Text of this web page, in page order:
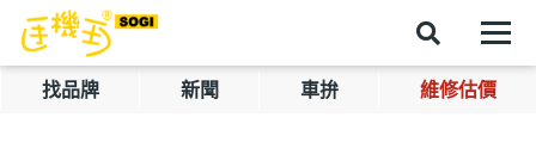
找品牌 新聞 車拚 維修估價